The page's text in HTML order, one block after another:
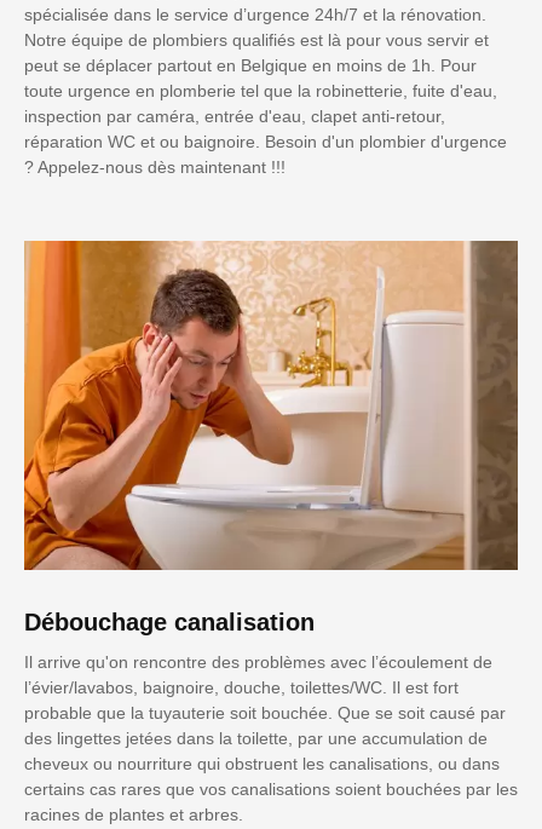
spécialisée dans le service d’urgence 24h/7 et la rénovation.
Notre équipe de plombiers qualifiés est là pour vous servir et
peut se déplacer partout en Belgique en moins de 1h. Pour
toute urgence en plomberie tel que la robinetterie, fuite d'eau,
inspection par caméra, entrée d'eau, clapet anti-retour,
réparation WC et ou baignoire. Besoin d'un plombier d'urgence
? Appelez-nous dès maintenant !!!
Débouchage canalisation
Il arrive qu'on rencontre des problèmes avec l’écoulement de
l’évier/lavabos, baignoire, douche, toilettes/WC. Il est fort
probable que la tuyauterie soit bouchée. Que se soit causé par
des lingettes jetées dans la toilette, par une accumulation de
cheveux ou nourriture qui obstruent les canalisations, ou dans
certains cas rares que vos canalisations soient bouchées par les
racines de plantes et arbres.